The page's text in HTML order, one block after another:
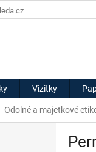
Vizitky
Odolné a majetkové